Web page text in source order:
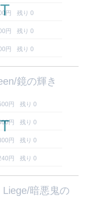
円 残り 0
円 残り 0
円 残り 0
鏡の輝き
円 残り 0
円 残り 0
円 残り 0
円 残り 0
Liege/暗悪鬼の